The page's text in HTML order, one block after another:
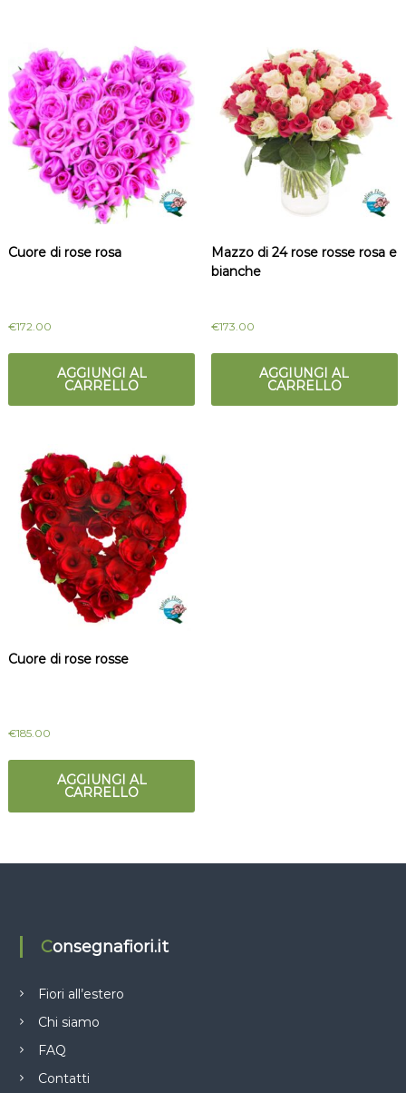
Cuore di rose rosa
€172.00
AGGIUNGI AL
CARRELLO
Mazzo di 24 rose rosse rosa e
bianche
€173.00
AGGIUNGI AL
CARRELLO
Cuore di rose rosse
€185.00
AGGIUNGI AL
CARRELLO
Consegnafiori.it
Fiori all’estero
Chi siamo
FAQ
Contatti